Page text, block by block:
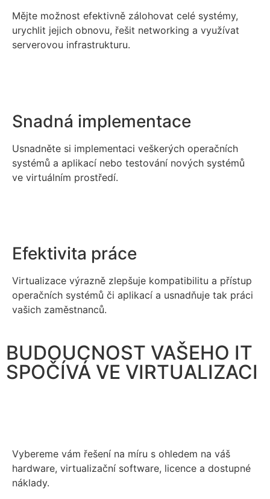
Mějte možnost efektivně zálohovat celé systémy,
urychlit jejich obnovu, řešit networking a využívat
serverovou infrastrukturu.
Snadná implementace
Usnadněte si implementaci veškerých operačních
systémů a aplikací nebo testování nových systémů
ve virtuálním prostředí.
Efektivita práce
Virtualizace výrazně zlepšuje kompatibilitu a přístup
operačních systémů či aplikací a usnadňuje tak práci
vašich zaměstnanců.
BUDOUCNOST VAŠEHO IT
SPOČÍVÁ VE VIRTUALIZACI
Vybereme vám řešení na míru s ohledem na váš
hardware, virtualizační software, licence a dostupné
náklady.